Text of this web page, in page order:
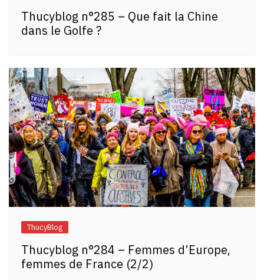
Thucyblog n°285 – Que fait la Chine
dans le Golfe ?
ThucyBlog
Thucyblog n°284 – Femmes d’Europe,
femmes de France (2/2)